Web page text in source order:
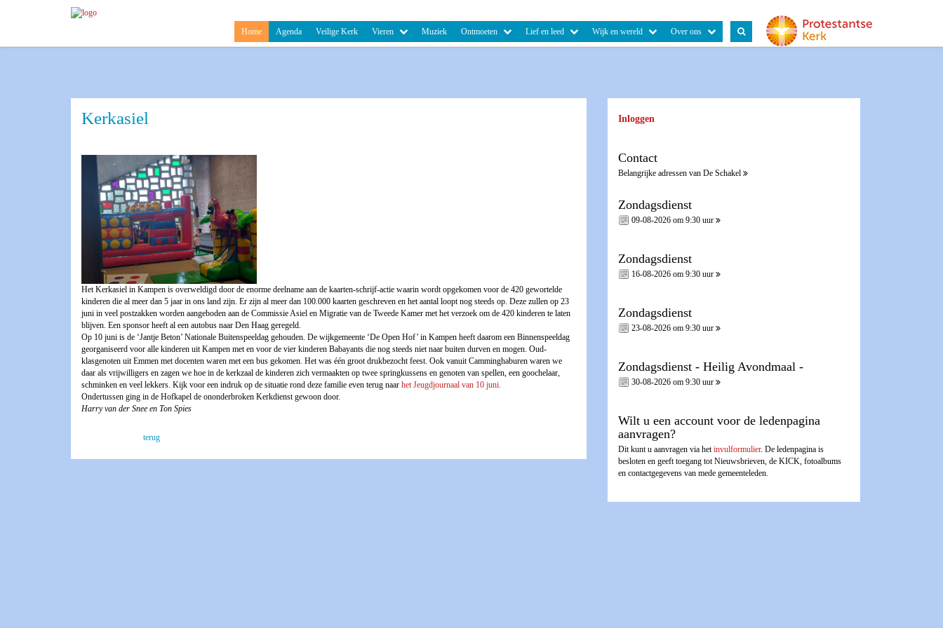
Home Agenda Veilige Kerk Vieren Muziek Ontmoeten Lief en leed Wijk en wereld Over ons
Kerkasiel
Het Kerkasiel in Kampen is overweldigd door de enorme deelname aan de kaarten-schrijf-actie waarin wordt opgekomen voor de 420 gewortelde
kinderen die al meer dan 5 jaar in ons land zijn. Er zijn al meer dan 100.000 kaarten geschreven en het aantal loopt nog steeds op. Deze zullen op 23
juni in veel postzakken worden aangeboden aan de Commissie Asiel en Migratie van de Tweede Kamer met het verzoek om de 420 kinderen te laten
blijven. Een sponsor heeft al een autobus naar Den Haag geregeld.
Op 10 juni is de ‘Jantje Beton’ Nationale Buitenspeeldag gehouden. De wijkgemeente ‘De Open Hof’ in Kampen heeft daarom een Binnenspeeldag
georganiseerd voor alle kinderen uit Kampen met en voor de vier kinderen Babayants die nog steeds niet naar buiten durven en mogen. Oud-
klasgenoten uit Emmen met docenten waren met een bus gekomen. Het was één groot drukbezocht feest. Ook vanuit Camminghaburen waren we
daar als vrijwilligers en zagen we hoe in de kerkzaal de kinderen zich vermaakten op twee springkussens en genoten van spellen, een goochelaar,
schminken en veel lekkers. Kijk voor een indruk op de situatie rond deze familie even terug naar het Jeugdjournaal van 10 juni.
Ondertussen ging in de Hofkapel de ononderbroken Kerkdienst gewoon door.
Harry van der Snee en Ton Spies
terug
Inloggen
Contact
Belangrijke adressen van De Schakel
Zondagsdienst
09-08-2026 om 9:30 uur
Zondagsdienst
16-08-2026 om 9:30 uur
Zondagsdienst
23-08-2026 om 9:30 uur
Zondagsdienst - Heilig Avondmaal -
30-08-2026 om 9:30 uur
Wilt u een account voor de ledenpagina
aanvragen?
Dit kunt u aanvragen via hetinvulformulier. De ledenpagina is
besloten en geeft toegang tot Nieuwsbrieven, de KICK, fotoalbums
en contactgegevens van mede gemeenteleden.